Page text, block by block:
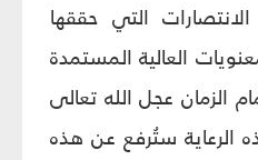
التي حققها
العالية المستمدة
الزمان عجل الله تعالى
الرعاية ستُرفع عن هذه